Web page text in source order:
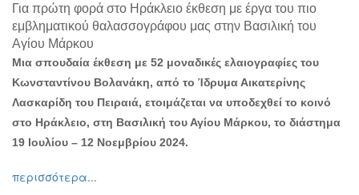
Συνέδρια
Ημερίδες
Διημερίδες
Σεμινάρια-
Διαλέξεις-
Ομιλίες
Διάφορες
Για πρώτη φορά στο Ηράκλειο έκθεση με έργα του πιο
εμβληματικού θαλασσογράφου μας στην Βασιλική του
Αγίου Μάρκου
Μια σπουδαία έκθεση με 52 μοναδικές ελαιογραφίες του
Κωνσταντίνου Βολανάκη, από το Ίδρυμα Αικατερίνης
Λασκαρίδη του Πειραιά, ετοιμάζεται να υποδεχθεί το κοινό
στο Ηράκλειο, στη Βασιλική του Αγίου Μάρκου, το διάστημα
19 Ιουλίου – 12 Νοεμβρίου 2024.
περισσότερα...